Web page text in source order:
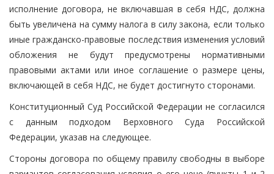
исполнение договора, не включавшая в себя НДС, должна
быть увеличена на сумму налога в силу закона, если только
иные гражданско-правовые последствия изменения условий
обложения не будут предусмотрены нормативными
правовыми актами или иное соглашение о размере цены,
включающей в себя НДС, не будет достигнуто сторонами.
Конституционный Суд Российской Федерации не согласился
с данным подходом Верховного Суда Российской
Федерации, указав на следующее.
Стороны договора по общему правилу свободны в выборе